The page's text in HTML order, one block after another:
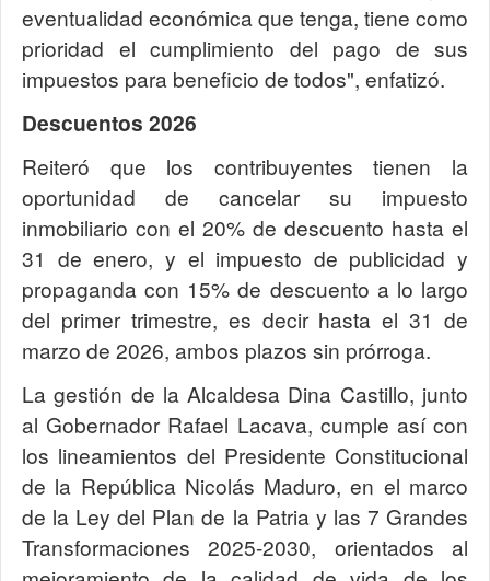
eventualidad económica que tenga, tiene como
prioridad el cumplimiento del pago de sus
impuestos para beneficio de todos", enfatizó.
Descuentos 2026
Reiteró que los contribuyentes tienen la
oportunidad de cancelar su impuesto
inmobiliario con el 20% de descuento hasta el
31 de enero, y el impuesto de publicidad y
propaganda con 15% de descuento a lo largo
del primer trimestre, es decir hasta el 31 de
marzo de 2026, ambos plazos sin prórroga.
La gestión de la Alcaldesa Dina Castillo, junto
al Gobernador Rafael Lacava, cumple así con
los lineamientos del Presidente Constitucional
de la República Nicolás Maduro, en el marco
de la Ley del Plan de la Patria y las 7 Grandes
Transformaciones 2025-2030, orientados al